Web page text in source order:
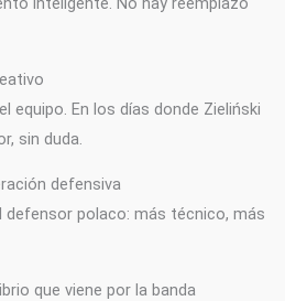
equipo. En los días donde Zieliński
sin duda.
defensiva
defensor polaco: más técnico, más
que viene por la banda